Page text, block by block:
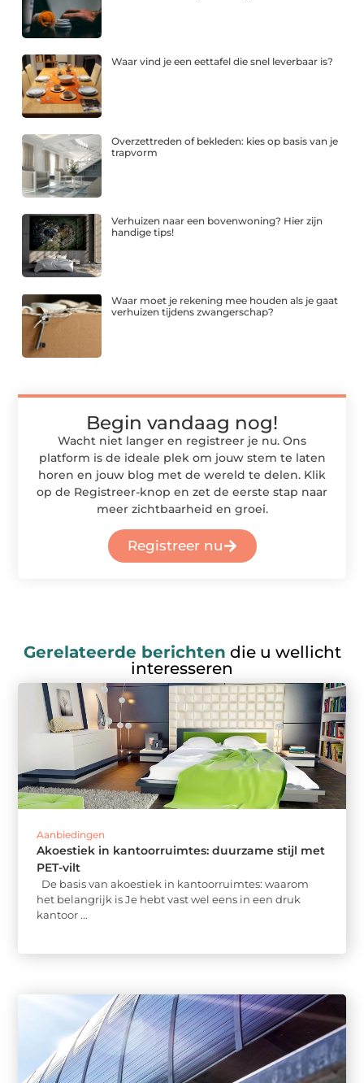
Waar vind je een eettafel die snel leverbaar is?
Overzettreden of bekleden: kies op basis van je
trapvorm
Verhuizen naar een bovenwoning? Hier zijn
handige tips!
Waar moet je rekening mee houden als je gaat
verhuizen tijdens zwangerschap?
Begin vandaag nog!
Wacht niet langer en registreer je nu. Ons
platform is de ideale plek om jouw stem te laten
horen en jouw blog met de wereld te delen. Klik
op de Registreer-knop en zet de eerste stap naar
meer zichtbaarheid en groei.
Registreer nu
Gerelateerde berichten die u wellicht
interesseren
Aanbiedingen
Akoestiek in kantoorruimtes: duurzame stijl met
PET-vilt
De basis van akoestiek in kantoorruimtes: waarom
het belangrijk is Je hebt vast wel eens in een druk
kantoor ...